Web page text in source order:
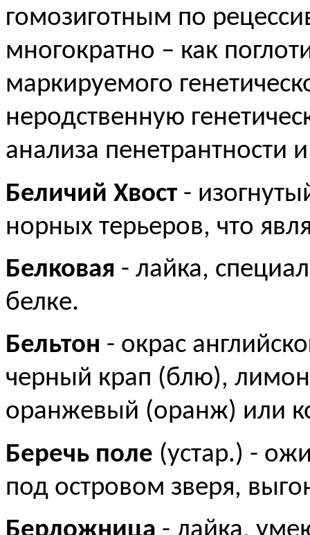
гомозиготным по
многократно – как
маркируемого
неродственную
анализа пенетрантности
Беличий Хвост -
норных терьеров, что
Белковая - лайка,
белке.
Бельтон - окрас
черный крап (блю),
оранжевый (оранж) или
Беречь поле (устар.) -
под островом зверя,